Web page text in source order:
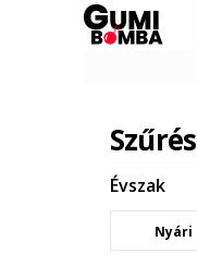
Szűrés
Évszak
Nyári